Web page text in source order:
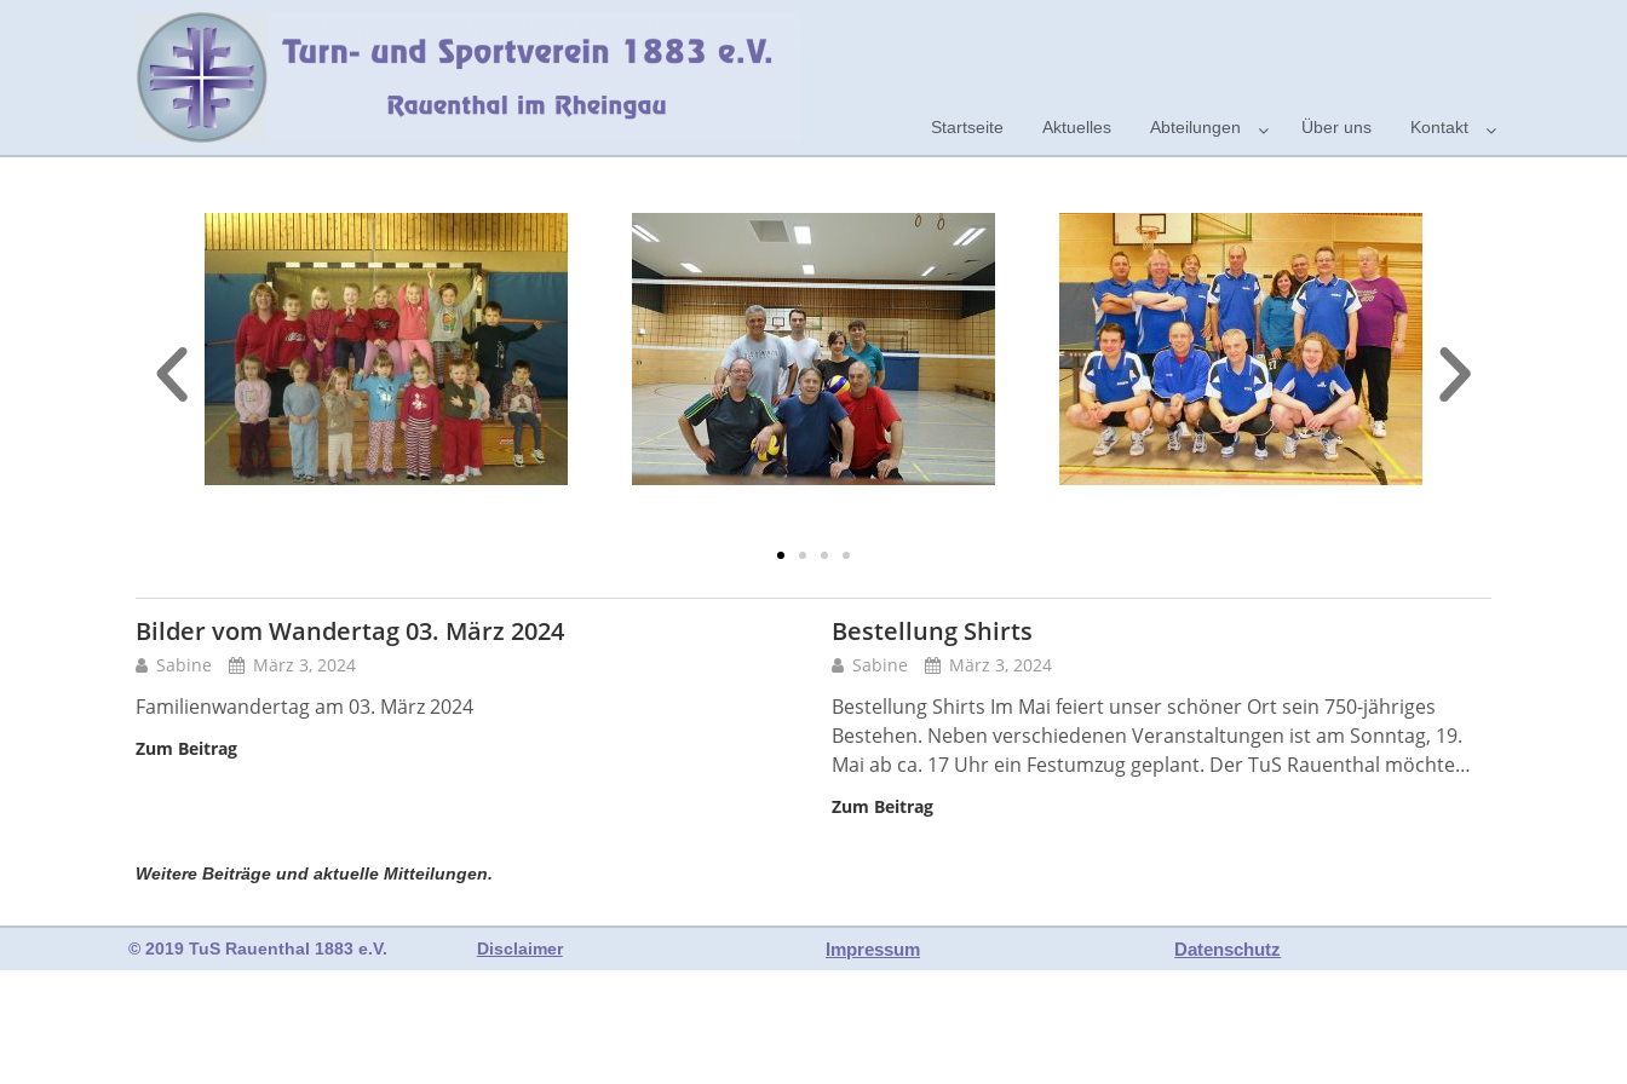
Startseite Aktuelles Abteilungen Über uns Kontakt
Bilder vom Wandertag 03. März 2024
Sabine März 3, 2024
Familienwandertag am 03. März 2024
Zum Beitrag
Bestellung Shirts
Sabine März 3, 2024
Bestellung Shirts Im Mai feiert unser schöner Ort sein 750-jähriges
Bestehen. Neben verschiedenen Veranstaltungen ist am Sonntag, 19.
Mai ab ca. 17 Uhr ein Festumzug geplant. Der TuS Rauenthal möchte…
Zum Beitrag
Weitere Beiträge und aktuelle Mitteilungen.
© 2019 TuS Rauenthal 1883 e.V. Disclaimer Impressum Datenschutz